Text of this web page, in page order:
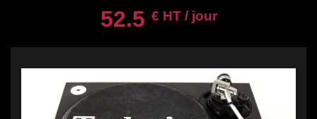
52.5 € HT / jour